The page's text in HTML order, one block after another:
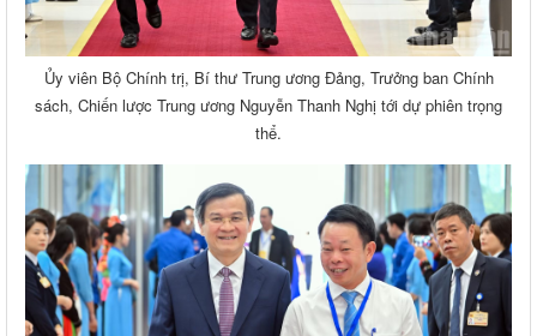
Ủy viên Bộ Chính trị, Bí thư Trung ương Đảng, Trưởng ban Chính
sách, Chiến lược Trung ương Nguyễn Thanh Nghị tới dự phiên trọng
thể.